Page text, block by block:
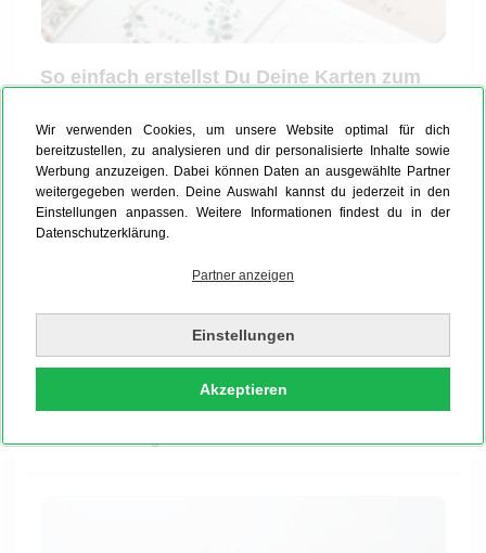
Wir verwenden Cookies, um unsere Website optimal für dich
bereitzustellen, zu analysieren und dir personalisierte Inhalte sowie
Werbung anzuzeigen. Dabei können Daten an ausgewählte Partner
weitergegeben werden. Deine Auswahl kannst du jederzeit in den
Einstellungen anpassen. Weitere Informationen findest du in der
Datenschutzerklärung.
Partner anzeigen
Einstellungen
Akzeptieren
So einfach erstellst Du Deine Karten zum
Wenn Du Valentinstagskarten selbst erstellen willst,
bist Du bei uns genau richtig. Wähle hierfür ganz
einfach eine unserer speziellen Valentinstags Karten
Vorlagen. Das Gute hier: Designs und Farben sind
entscheidest Dich lediglich für ein Thema, etwa mit
nur einige Beispiele zu nennen. Füge anschließend
ein Paarfoto ein, ein Bild aus einem unvergesslich
schönen Urlaub und wähle Schriftarten und die
Papiersorte nach Wunsch aus – ganz einfach mit